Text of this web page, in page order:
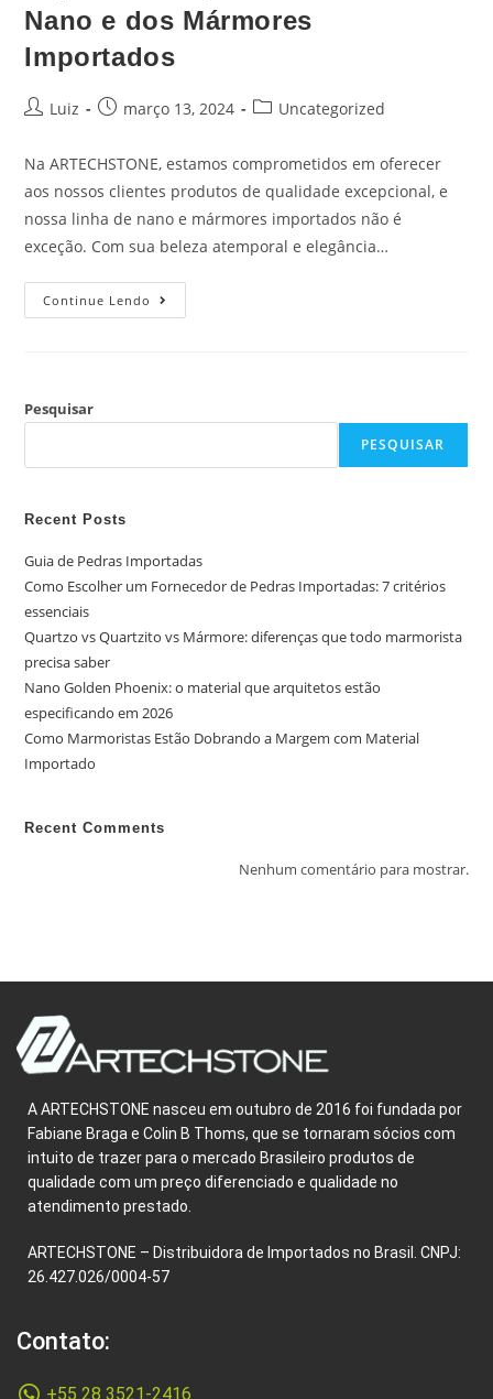
Nano e dos Mármores
Importados
Luiz março 13, 2024 Uncategorized
Na ARTECHSTONE, estamos comprometidos em oferecer
aos nossos clientes produtos de qualidade excepcional, e
nossa linha de nano e mármores importados não é
exceção. Com sua beleza atemporal e elegância…
Continue Lendo
Pesquisar
PESQUISAR
Recent Posts
Guia de Pedras Importadas
Como Escolher um Fornecedor de Pedras Importadas: 7 critérios
essenciais
Quartzo vs Quartzito vs Mármore: diferenças que todo marmorista
precisa saber
Nano Golden Phoenix: o material que arquitetos estão
especificando em 2026
Como Marmoristas Estão Dobrando a Margem com Material
Importado
Recent Comments
Nenhum comentário para mostrar.
A ARTECHSTONE nasceu em outubro de 2016 foi fundada por
Fabiane Braga e Colin B Thoms, que se tornaram sócios com
intuito de trazer para o mercado Brasileiro produtos de
qualidade com um preço diferenciado e qualidade no
atendimento prestado.
ARTECHSTONE – Distribuidora de Importados no Brasil. CNPJ:
26.427.026/0004-57
Contato:
+55 28 3521-2416